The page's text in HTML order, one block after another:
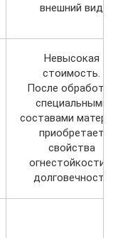
внешний вид
Невысокая
стоимость.
После обработки
специальными
составами
приобретает
свойства
огнестойкости и
долговечности